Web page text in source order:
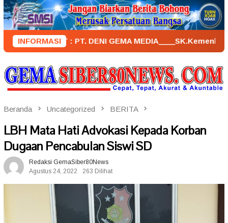
Loncat
ke
konten
INFORMASI
: PT. DENI GEMA MEDIA____SK.KemenkumHam :
Beranda Uncategorized BERITA
LBH Mata Hati Advokasi Kepada Korban
Dugaan Pencabulan Siswi SD
Redaksi GemaSiber80News
Agustus 24, 2022
263 Dilihat